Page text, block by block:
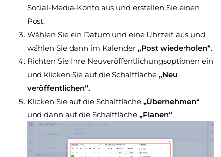
Social-Media-Konto aus und erstellen Sie einen
Post.
Wählen Sie ein Datum und eine Uhrzeit aus und
wählen Sie dann im Kalender „Post wiederholen“.
Richten Sie Ihre Neuveröffentlichungsoptionen ein
und klicken Sie auf die Schaltfläche „Neu
veröffentlichen“.
Klicken Sie auf die Schaltfläche „Übernehmen“
und dann auf die Schaltfläche „Planen“.